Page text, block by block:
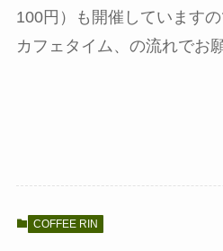
100円）も開催しています
カフェタイム、の流れでお
COFFEE RIN